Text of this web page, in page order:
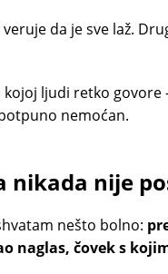
da je sve laž.
ljudi retko
nemoćan.
nikada nije
nešto bolno:
naglas, čovek s